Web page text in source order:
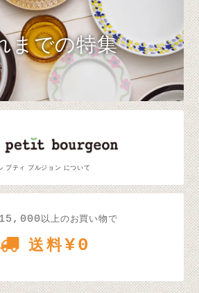
までの特集
プティ ブルジョン について
以上のお買い物で
送料¥0